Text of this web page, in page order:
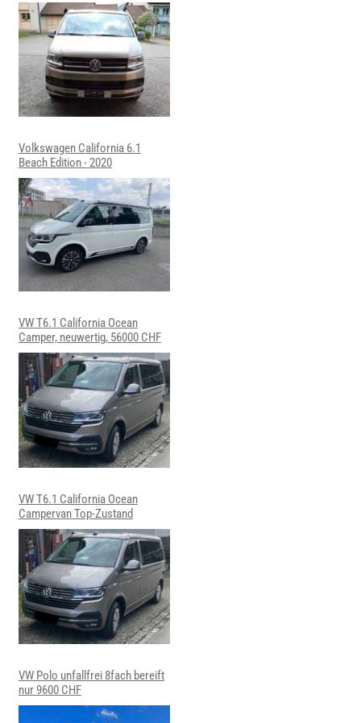
Volkswagen California 6.1
Beach Edition - 2020
VW T6.1 California Ocean
Camper, neuwertig, 56000 CHF
VW T6.1 California Ocean
Campervan Top-Zustand
VW Polo unfallfrei 8fach bereift
nur 9600 CHF